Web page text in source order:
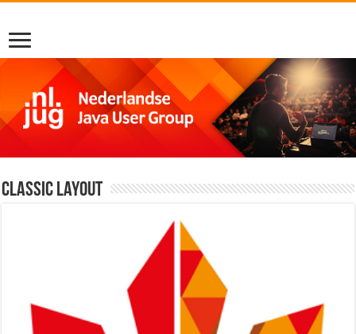
Classic Layout